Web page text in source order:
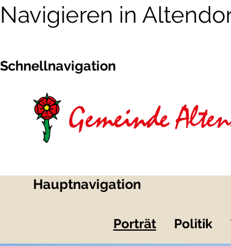
Navigieren in
Schnellnavigation
Hauptnavigation
Porträt Politik